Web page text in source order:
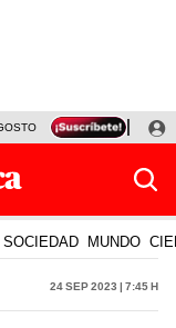
TINKA RESULTADOS
SOCIEDAD MUNDO
24 Sep 2023 | 7:45 h